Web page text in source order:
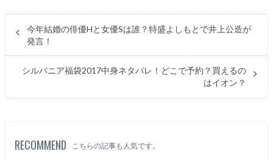
今年結婚の俳優Hと女優Sは誰？特盛よしもとで井上公造が
発言！
シルバニア福袋2017中身ネタバレ！どこで予約？買えるの
はイオン？
RECOMMEND こちらの記事も人気です。